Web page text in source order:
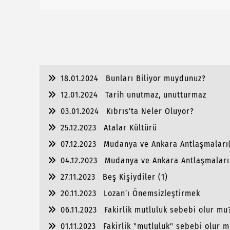
18.01.2024
Bunları Biliyor muydunuz?
12.01.2024
Tarih unutmaz, unutturmaz
03.01.2024
Kıbrıs'ta Neler Oluyor?
25.12.2023
Atalar Kültürü
07.12.2023
Mudanya ve Ankara
04.12.2023
Mudanya ve Ankara
27.11.2023
Beş Kişiydiler (1)
20.11.2023
Lozan’ı Önemsizleştirmek
06.11.2023
Fakirlik mutluluk sebebi olur
01.11.2023
Fakirlik "mutluluk" sebebi olur